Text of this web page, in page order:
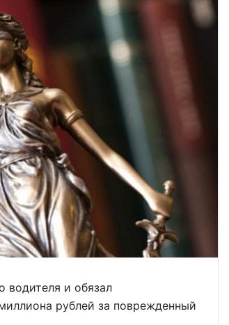
водителя и обязал
рублей за поврежденный